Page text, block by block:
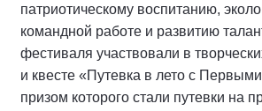
патриотическому воспитанию,
командной работе и развитию
фестиваля участвовали в
и квесте «Путевка в лето с
призом которого стали путевки на